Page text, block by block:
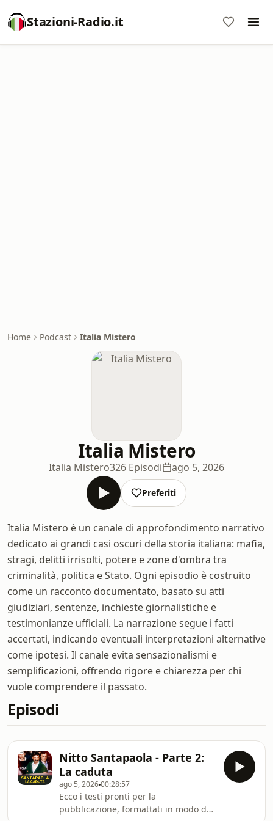
Stazioni-Radio.it
Home Podcast Italia Mistero
Italia Mistero
Italia Mistero326 Episodi ago 5, 2026
Preferiti
Italia Mistero è un canale di approfondimento narrativo
dedicato ai grandi casi oscuri della storia italiana: mafia,
stragi, delitti irrisolti, potere e zone d'ombra tra
criminalità, politica e Stato. Ogni episodio è costruito
come un racconto documentato, basato su atti
giudiziari, sentenze, inchieste giornalistiche e
testimonianze ufficiali. La narrazione segue i fatti
accertati, indicando eventuali interpretazioni alternative
come ipotesi. Il canale evita sensazionalismi e
semplificazioni, offrendo rigore e chiarezza per chi
vuole comprendere il passato.
Episodi
Nitto Santapaola - Parte 2:
La caduta
ago 5, 202600:28:57
Ecco i testi pronti per la
pubblicazione, formattati in modo da